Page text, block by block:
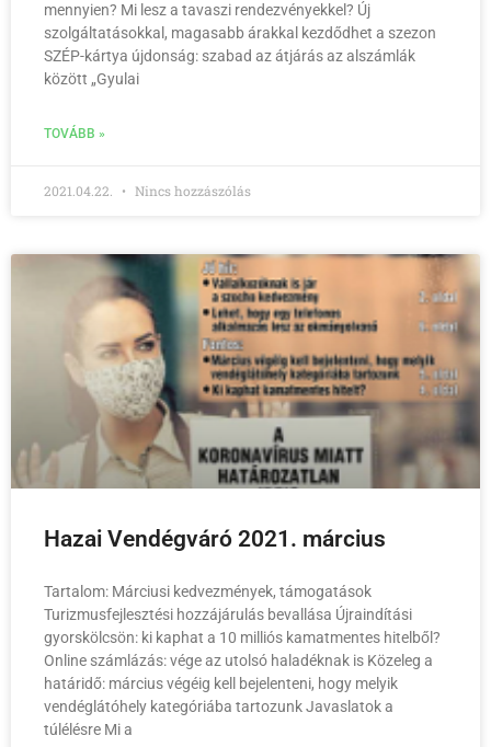
mennyien? Mi lesz a tavaszi rendezvényekkel? Új
szolgáltatásokkal, magasabb árakkal kezdődhet a szezon
SZÉP-kártya újdonság: szabad az átjárás az alszámlák
között „Gyulai
TOVÁBB »
2021.04.22. Nincs hozzászólás
Hazai Vendégváró 2021. március
Tartalom: Márciusi kedvezmények, támogatások
Turizmusfejlesztési hozzájárulás bevallása Újraindítási
gyorskölcsön: ki kaphat a 10 milliós kamatmentes hitelből?
Online számlázás: vége az utolsó haladéknak is Közeleg a
határidő: március végéig kell bejelenteni, hogy melyik
vendéglátóhely kategóriába tartozunk Javaslatok a
túlélésre Mi a